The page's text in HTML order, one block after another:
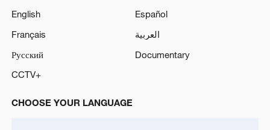
English
Español
Français
العربية
Русский
Documentary
CCTV+
CHOOSE YOUR LANGUAGE